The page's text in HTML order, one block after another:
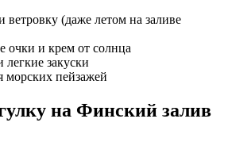
(даже летом на заливе
очки и крем от солнца
закуски
морских пейзажей
на Финский залив